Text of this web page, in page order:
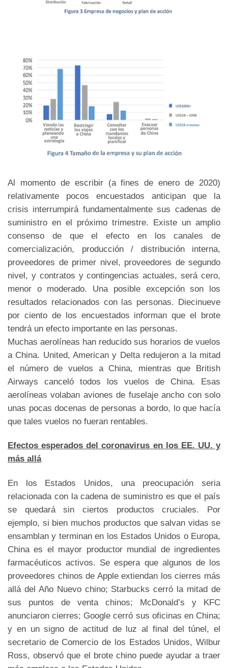
Al momento de escribir (a fines de enero de 2020)
relativamente pocos encuestados anticipan que la
crisis interrumpirá fundamentalmente sus cadenas de
suministro en el próximo trimestre. Existe un amplio
consenso de que el efecto en los canales de
comercialización, producción / distribución interna,
proveedores de primer nivel, proveedores de segundo
nivel, y contratos y contingencias actuales, será cero,
menor o moderado. Una posible excepción son los
resultados relacionados con las personas. Diecinueve
por ciento de los encuestados informan que el brote
tendrá un efecto importante en las personas.
Muchas aerolíneas han reducido sus horarios de vuelos
a China. United, American y Delta redujeron a la mitad
el número de vuelos a China, mientras que British
Airways canceló todos los vuelos de China. Esas
aerolíneas volaban aviones de fuselaje ancho con solo
unas pocas docenas de personas a bordo, lo que hacía
que tales vuelos no fueran rentables.
Efectos esperados del coronavirus en los EE. UU. y
más allá
En los Estados Unidos, una preocupación seria
relacionada con la cadena de suministro es que el país
se quedará sin ciertos productos cruciales. Por
ejemplo, si bien muchos productos que salvan vidas se
ensamblan y terminan en los Estados Unidos o Europa,
China es el mayor productor mundial de ingredientes
farmacéuticos activos. Se espera que algunos de los
proveedores chinos de Apple extiendan los cierres más
allá del Año Nuevo chino; Starbucks cerró la mitad de
sus puntos de venta chinos; McDonald’s y KFC
anunciaron cierres; Google cerró sus oficinas en China;
y en un signo de actitud de luz al final del túnel, el
secretario de Comercio de los Estados Unidos, Wilbur
Ross, observó que el brote chino puede ayudar a traer